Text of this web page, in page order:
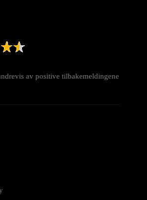
av positive tilbakemeldingene